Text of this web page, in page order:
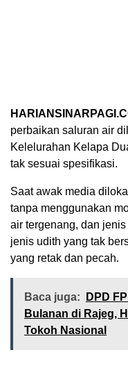
perbaikan saluran air
Kelelurahan Kelapa
tak sesuai spesifikasi.
Saat awak media
tanpa menggunakan
air tergenang, dan
jenis udith yang tak
yang retak dan pecah.
Baca juga:
DPD
Bulanan di Rajeg,
Tokoh Nasional